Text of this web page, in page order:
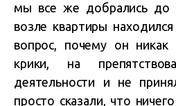
мы все же добрались до
возле квартиры
вопрос, почему он никак
крики, на
деятельности и не
просто сказали, что